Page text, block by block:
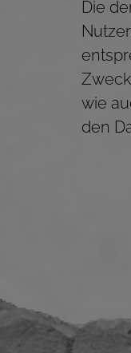
Die
wie
den